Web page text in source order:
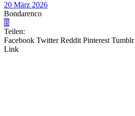
20 März 2026
Bondarenco
B
Teilen:
Facebook Twitter Reddit Pinterest Tumblr
Link